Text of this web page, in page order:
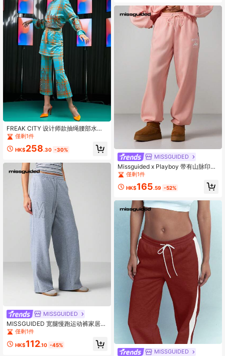
FREAK CITY 设计师款抽绳腰部水钻
火焰图案格子二合一运动裤
僅剩1件
HK$258.30 -30%
MISSGUIDED
MISSGUIDED 宽腿慢跑运动裤家居服
高腰休闲舒适法式毛圈布标志压花抽
绳松紧腰宽松冬秋季裤子
僅剩1件
HK$112.10 -45%
MISSGUIDED
Missguided x Playboy 带有山脉印花
图案的Logo抽绳束口运动裤
僅剩1件
HK$165.59 -52%
MISSGUIDED